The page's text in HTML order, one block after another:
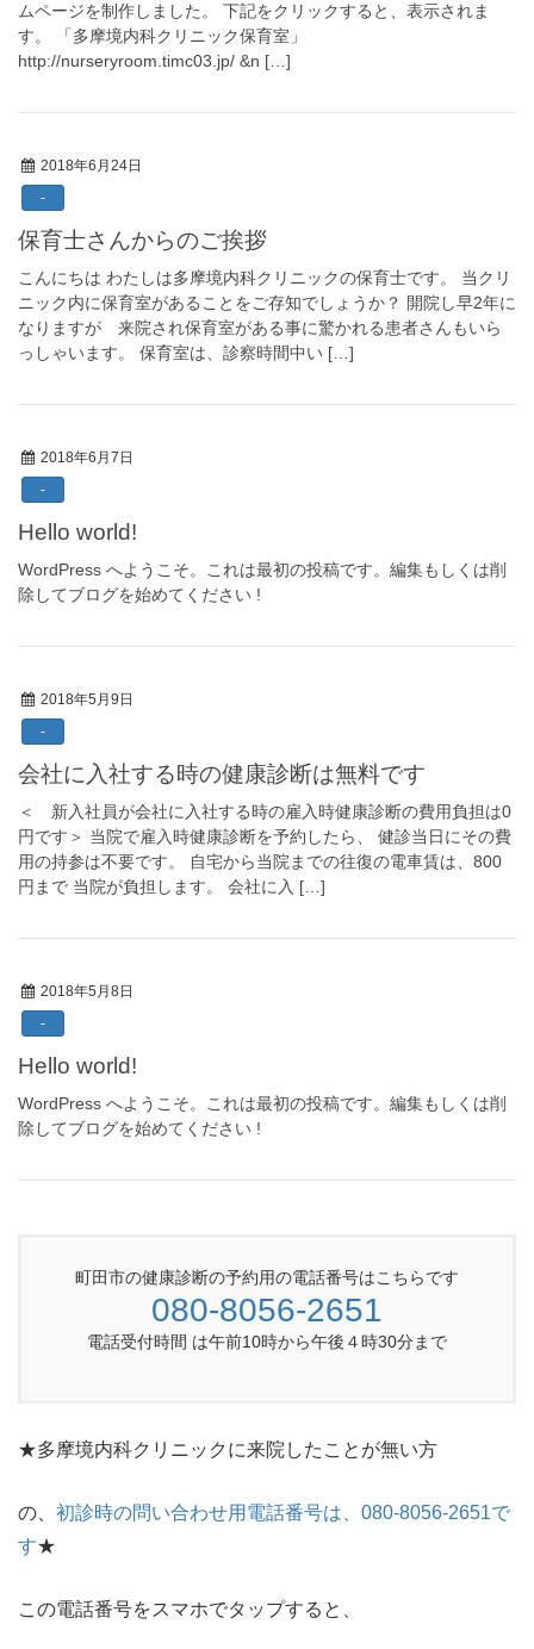
ムページを制作しました。 下記をクリックすると、表示されま
す。 「多摩境内科クリニック保育室」
http://nurseryroom.timc03.jp/ &n […]
2018年6月24日
-
保育士さんからのご挨拶
こんにちは わたしは多摩境内科クリニックの保育士です。 当クリ
ニック内に保育室があることをご存知でしょうか？ 開院し早2年に
なりますが 来院され保育室がある事に驚かれる患者さんもいら
っしゃいます。 保育室は、診察時間中い […]
2018年6月7日
-
Hello world!
WordPress へようこそ。これは最初の投稿です。編集もしくは削
除してブログを始めてください !
2018年5月9日
-
会社に入社する時の健康診断は無料です
＜ 新入社員が会社に入社する時の雇入時健康診断の費用負担は0
円です＞ 当院で雇入時健康診断を予約したら、 健診当日にその費
用の持参は不要です。 自宅から当院までの往復の電車賃は、800
円まで 当院が負担します。 会社に入 […]
2018年5月8日
-
Hello world!
WordPress へようこそ。これは最初の投稿です。編集もしくは削
除してブログを始めてください !
町田市の健康診断の予約用の電話番号はこちらです
080-8056-2651
電話受付時間 は午前10時から午後４時30分まで
★多摩境内科クリニックに来院したことが無い方
の、 初診時の問い合わせ用電話番号は、080-8056-2651で
す★
この電話番号をスマホでタップすると、